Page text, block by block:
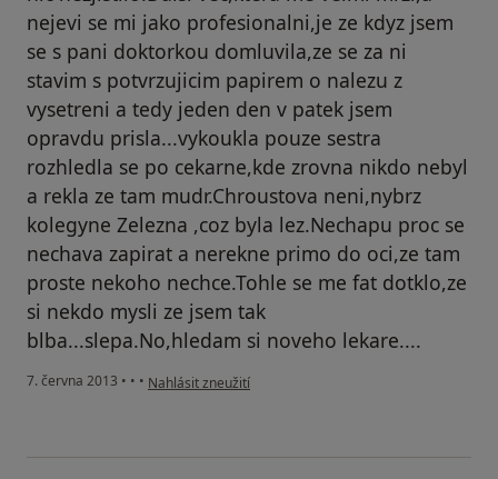
nejevi se mi jako profesionalni,je ze kdyz jsem
se s pani doktorkou domluvila,ze se za ni
stavim s potvrzujicim papirem o nalezu z
vysetreni a tedy jeden den v patek jsem
opravdu prisla...vykoukla pouze sestra
rozhledla se po cekarne,kde zrovna nikdo nebyl
a rekla ze tam mudr.Chroustova neni,nybrz
kolegyne Zelezna ,coz byla lez.Nechapu proc se
nechava zapirat a nerekne primo do oci,ze tam
proste nekoho nechce.Tohle se me fat dotklo,ze
si nekdo mysli ze jsem tak
blba...slepa.No,hledam si noveho lekare....
7. června 2013 • • • podle názoru uživatele Váš účet byl odstraněn
Nahlásit zneužití